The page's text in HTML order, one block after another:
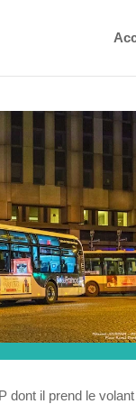
dont il prend le